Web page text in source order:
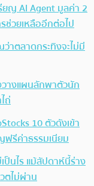
ญ AI Agent มูลค่า 2
ช่วยเหลืออีกต่อไป
ตลาดกระทิงจะไม่มี
างแผนลักพาตัวนัก
ถ่
10 ตัวดังเข้า
รีค่าธรรมเนียม
ป็นไร แม้สัปดาห์นี้ร่าง
ตไม่ผ่าน